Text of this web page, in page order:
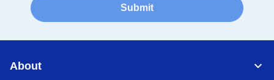
Submit
About